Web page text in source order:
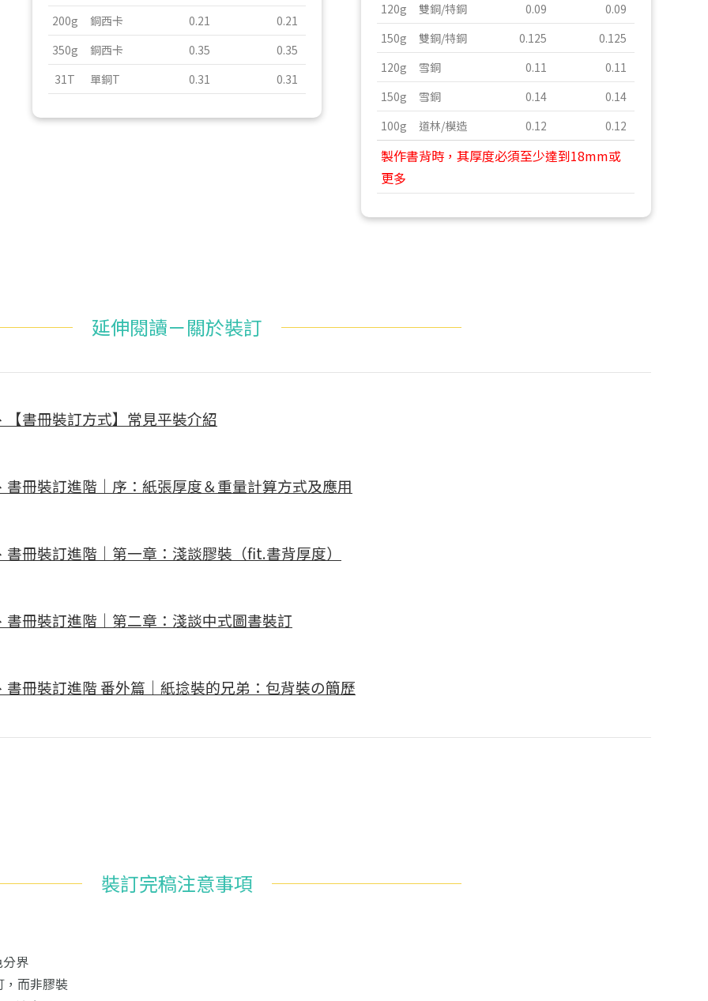
200g
銅西卡 0.21
0.21
350g
銅西卡 0.35
0.35
31T
單銅T 0.31 0.31
120g
雙銅/特銅 0.09
0.09
150g
雙銅/特銅 0.125
0.125
120g
雪銅 0.11
0.11
150g
雪銅 0.14
0.14
100g
道林/模造 0.12 0.12
製作書背時，其厚度必須至少達到18mm或
更多
延伸閱讀－關於裝訂
【書冊裝訂方式】常見平裝介紹
書冊裝訂進階｜序：紙張厚度＆重量計算方式及應用
書冊裝訂進階｜第一章：淺談膠裝（fit.書背厚度）
書冊裝訂進階｜第二章：淺談中式圖書裝訂
書冊裝訂進階 番外篇｜紙捻裝的兄弟：包背裝の簡歷
裝訂完稿注意事項
界
，而非膠裝